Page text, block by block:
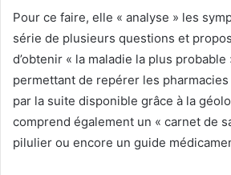
Pour ce faire, elle « analyse » les
série de plusieurs questions et
d’obtenir « la maladie la plus
permettant de repérer les
par la suite disponible grâce à la
comprend également un « carnet de
pilulier ou encore un guide